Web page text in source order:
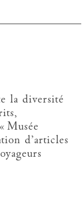
la diversité
Musée
d’articles